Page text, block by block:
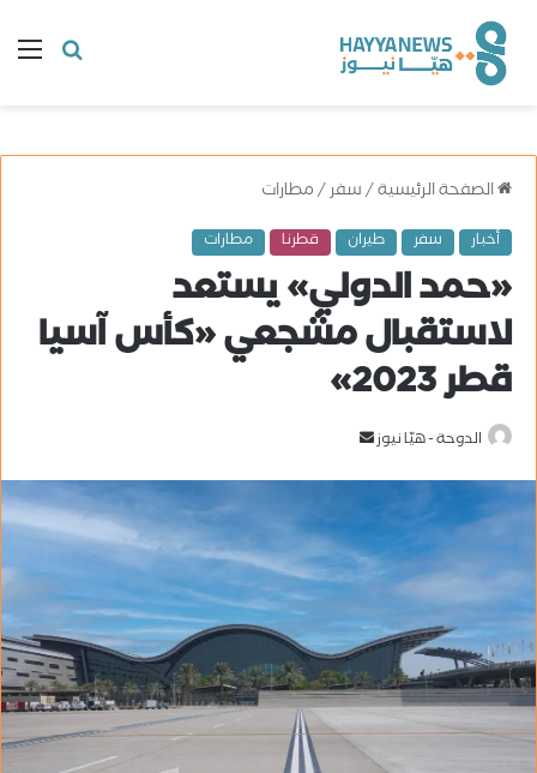
البحث
الصفحة الرئيسية/سفر/مطارات
أخبار سفر طيران قطرنا مطارات
«حمد الدولي» يستعد
لاستقبال مشجعي «كأس آسيا
قطر 2023»
الدوحة - هيّا نيوز
ب
د
ا
إ
ل
ك